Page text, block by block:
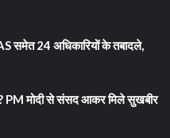
समेत 24 अधिकारियों के तबादले,
PM मोदी से संसद आकर मिले सुखबीर